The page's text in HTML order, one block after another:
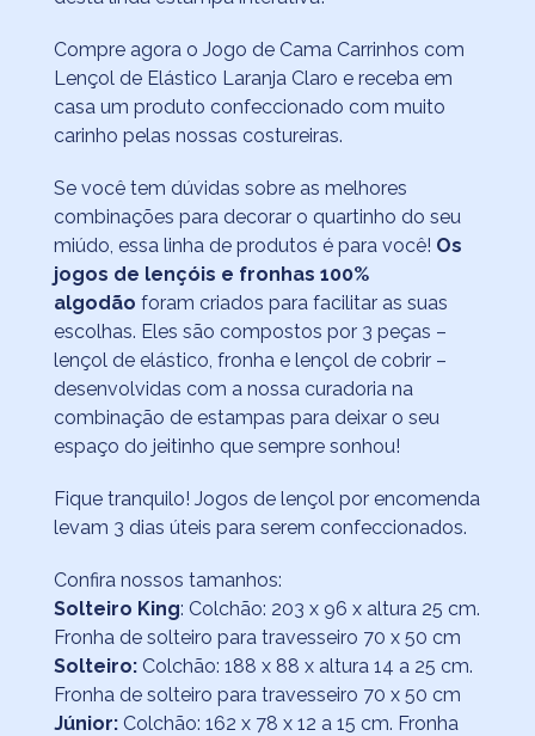
Compre agora o Jogo de Cama Carrinhos com
Lençol de Elástico Laranja Claro e receba em
casa um produto confeccionado com muito
carinho pelas nossas costureiras.
Se você tem dúvidas sobre as melhores
combinações para decorar o quartinho do seu
miúdo, essa linha de produtos é para você! Os
jogos de lençóis e fronhas 100%
algodão foram criados para facilitar as suas
escolhas. Eles são compostos por 3 peças –
lençol de elástico, fronha e lençol de cobrir –
desenvolvidas com a nossa curadoria na
combinação de estampas para deixar o seu
espaço do jeitinho que sempre sonhou!
Fique tranquilo! Jogos de lençol por encomenda
levam 3 dias úteis para serem confeccionados.
Confira nossos tamanhos:
Solteiro King: Colchão: 203 x 96 x altura 25 cm.
Fronha de solteiro para travesseiro 70 x 50 cm
Solteiro:Colchão: 188 x 88 x altura 14 a 25 cm.
Fronha de solteiro para travesseiro 70 x 50 cm
Júnior: Colchão: 162 x 78 x 12 a 15 cm. Fronha